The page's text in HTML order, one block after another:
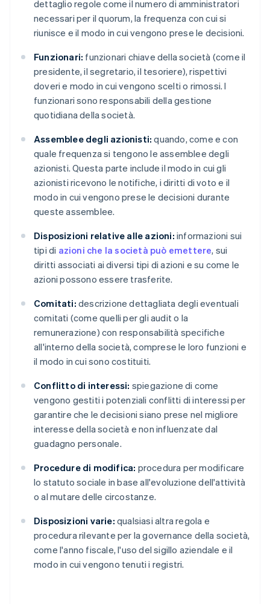
dettaglio regole come il numero di amministratori
necessari per il quorum, la frequenza con cui si
riunisce e il modo in cui vengono prese le decisioni.
Funzionari: funzionari chiave della società (come il
presidente, il segretario, il tesoriere), rispettivi
doveri e modo in cui vengono scelti o rimossi. I
funzionari sono responsabili della gestione
quotidiana della società.
Assemblee degli azionisti: quando, come e con
quale frequenza si tengono le assemblee degli
azionisti. Questa parte include il modo in cui gli
azionisti ricevono le notifiche, i diritti di voto e il
modo in cui vengono prese le decisioni durante
queste assemblee.
Disposizioni relative alle azioni: informazioni sui
tipi di azioni che la società può emettere, sui
diritti associati ai diversi tipi di azioni e su come le
azioni possono essere trasferite.
Comitati: descrizione dettagliata degli eventuali
comitati (come quelli per gli audit o la
remunerazione) con responsabilità specifiche
all'interno della società, comprese le loro funzioni e
il modo in cui sono costituiti.
Conflitto di interessi: spiegazione di come
vengono gestiti i potenziali conflitti di interessi per
garantire che le decisioni siano prese nel migliore
interesse della società e non influenzate dal
guadagno personale.
Procedure di modifica: procedura per modificare
lo statuto sociale in base all'evoluzione dell'attività
o al mutare delle circostanze.
Disposizioni varie: qualsiasi altra regola e
procedura rilevante per la governance della società,
come l'anno fiscale, l'uso del sigillo aziendale e il
modo in cui vengono tenuti i registri.